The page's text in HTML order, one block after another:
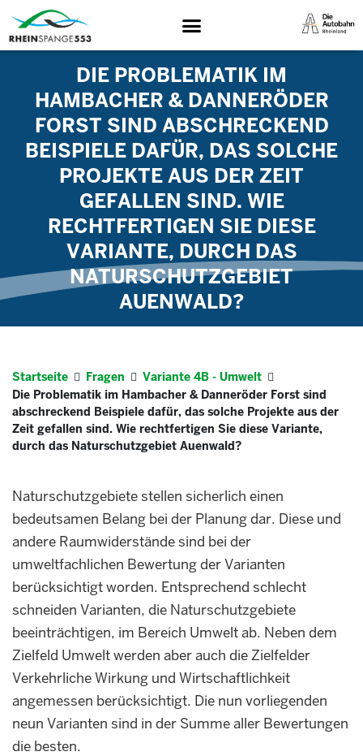
DIE PROBLEMATIK IM
HAMBACHER & DANNERÖDER
FORST SIND ABSCHRECKEND
BEISPIELE DAFÜR, DAS SOLCHE
PROJEKTE AUS DER ZEIT
GEFALLEN SIND. WIE
RECHTFERTIGEN SIE DIESE
VARIANTE, DURCH DAS
NATURSCHUTZGEBIET
AUENWALD?
Startseite Fragen
Variante 4B - Umwelt
Die Problematik im Hambacher & Danneröder Forst sind
abschreckend Beispiele dafür, das solche Projekte aus der
Zeit gefallen sind. Wie rechtfertigen Sie diese Variante,
durch das Naturschutzgebiet Auenwald?
Naturschutzgebiete stellen sicherlich einen
bedeutsamen Belang bei der Planung dar. Diese und
andere Raumwiderstände sind bei der
umweltfachlichen Bewertung der Varianten
berücksichtigt worden. Entsprechend schlecht
schneiden Varianten, die Naturschutzgebiete
beeinträchtigen, im Bereich Umwelt ab. Neben dem
Zielfeld Umwelt werden aber auch die Zielfelder
Verkehrliche Wirkung und Wirtschaftlichkeit
angemessen berücksichtigt. Die nun vorliegenden
neun Varianten sind in der Summe aller Bewertungen
die besten.